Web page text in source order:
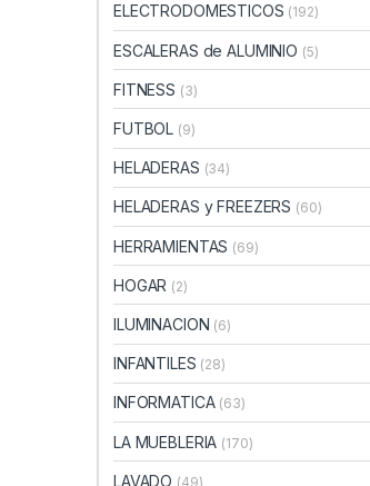
ELECTRODOMESTICOS (192)
ESCALERAS de ALUMINIO (5)
FITNESS (3)
FUTBOL (9)
HELADERAS (34)
HELADERAS y FREEZERS (60)
HERRAMIENTAS (69)
HOGAR (2)
ILUMINACION (6)
INFANTILES (28)
INFORMATICA (63)
LA MUEBLERIA (170)
LAVADO (49)